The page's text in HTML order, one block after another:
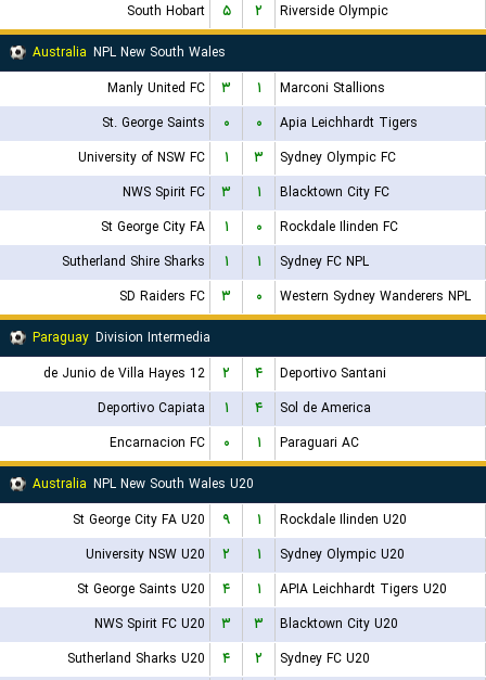
South Hobart
۵ ۲
Riverside Olympic
Australia NPL New South Wales
Manly United FC
۳ ۱
Marconi Stallions
St. George Saints
۰ ۰
Apia Leichhardt Tigers
University of NSW FC
۱ ۳
Sydney Olympic FC
NWS Spirit FC
۳ ۱
Blacktown City FC
St George City FA
۱ ۰
Rockdale Ilinden FC
Sutherland Shire Sharks
۱ ۱
Sydney FC NPL
SD Raiders FC
۳ ۰
Western Sydney Wanderers NPL
Paraguay Division Intermedia
12 de Junio de Villa Hayes
۲ ۴
Deportivo Santani
Deportivo Capiata
۱ ۴
Sol de America
Encarnacion FC
۰ ۱
Paraguari AC
Australia NPL New South Wales U20
St George City FA U20
۹ ۱
Rockdale Ilinden U20
University NSW U20
۲ ۱
Sydney Olympic U20
St George Saints U20
۴ ۱
APIA Leichhardt Tigers U20
NWS Spirit FC U20
۳ ۳
Blacktown City U20
Sutherland Sharks U20
۴ ۲
Sydney FC U20